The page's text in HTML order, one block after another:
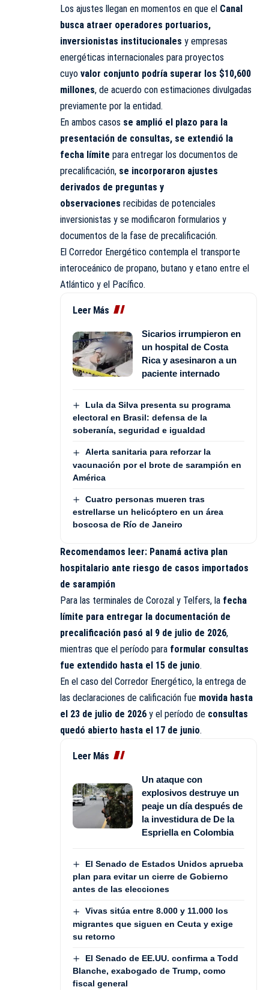
Los ajustes llegan en momentos en que el Canal
busca atraer operadores portuarios,
inversionistas institucionales y empresas
energéticas internacionales para proyectos
cuyo valor conjunto podría superar los $10,600
millones, de acuerdo con estimaciones divulgadas
previamente por la entidad.
En ambos casos se amplió el plazo para la
presentación de consultas, se extendió la
fecha límite para entregar los documentos de
precalificación, se incorporaron ajustes
derivados de preguntas y
observaciones recibidas de potenciales
inversionistas y se modificaron formularios y
documentos de la fase de precalificación.
El Corredor Energético contempla el transporte
interoceánico de propano, butano y etano entre el
Atlántico y el Pacífico.
Leer Más
Sicarios irrumpieron en
un hospital de Costa
Rica y asesinaron a un
paciente internado
Lula da Silva presenta su programa
electoral en Brasil: defensa de la
soberanía, seguridad e igualdad
Alerta sanitaria para reforzar la
vacunación por el brote de sarampión en
América
Cuatro personas mueren tras
estrellarse un helicóptero en un área
boscosa de Río de Janeiro
Recomendamos leer: Panamá activa plan
hospitalario ante riesgo de casos importados
de sarampión
Para las terminales de Corozal y Telfers, la fecha
límite para entregar la documentación de
precalificación pasó al 9 de julio de 2026,
mientras que el período para formular consultas
fue extendido hasta el 15 de junio.
En el caso del Corredor Energético, la entrega de
las declaraciones de calificación fue movida hasta
el 23 de julio de 2026 y el período de consultas
quedó abierto hasta el 17 de junio.
Leer Más
Un ataque con
explosivos destruye un
peaje un día después de
la investidura de De la
Espriella en Colombia
El Senado de Estados Unidos aprueba
plan para evitar un cierre de Gobierno
antes de las elecciones
Vivas sitúa entre 8.000 y 11.000 los
migrantes que siguen en Ceuta y exige
su retorno
El Senado de EE.UU. confirma a Todd
Blanche, exabogado de Trump, como
fiscal general